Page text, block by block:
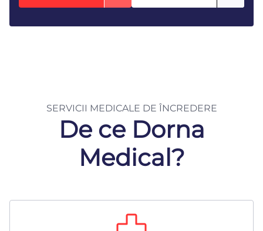
SERVICII MEDICALE DE ÎNCREDERE
De ce Dorna
Medical?